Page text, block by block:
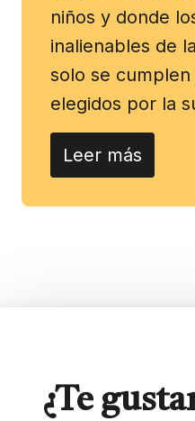
niños y donde
inalienables de
solo se
elegidos por la
Leer más
¿Te